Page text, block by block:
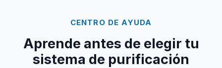
CENTRO DE AYUDA
Aprende antes de elegir tu
sistema de purificación